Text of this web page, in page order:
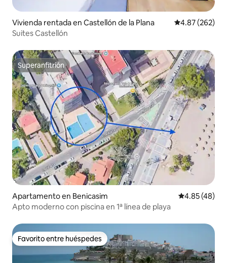
Vivienda rentada en Castellón de la Plana Calificación
4.87 (262)
Suites Castellón
Superanfitrión
Superanfitrión
Apartamento en Benicasim Calificación
4.85 (48)
Apto moderno con piscina en 1ª línea de playa
Favorito entre huéspedes
Favorito entre huéspedes